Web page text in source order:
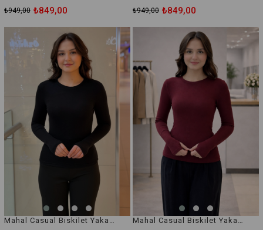
₺849,00
₺949,00 ₺849,00
₺949,00
Mahal Casual Biskilet Yaka Cotton İçlik Body Mahal Casual Biskilet Yaka Cotton İçlik Body